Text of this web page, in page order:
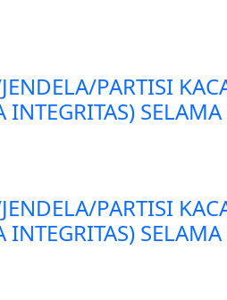
PARTISI
INTEGRITAS)
PARTISI
INTEGRITAS)